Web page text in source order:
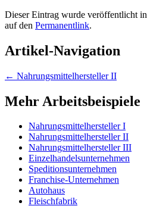
Dieser Eintrag wurde veröffentlicht in
auf den Permanentlink.
Artikel-Navigation
← Nahrungsmittelhersteller II
Mehr Arbeitsbeispiele
Nahrungsmittelhersteller I
Nahrungsmittelhersteller II
Nahrungsmittelhersteller III
Einzelhandelsunternehmen
Speditionsunternehmen
Franchise-Unternehmen
Autohaus
Fleischfabrik